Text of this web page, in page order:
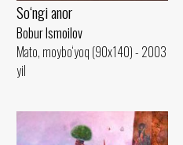
So‘ngi anor
Bobur Ismoilov
Mato, moybo‘yoq (90x140) - 2003
yil